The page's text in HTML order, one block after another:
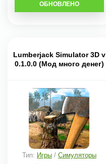
СКАЧАТЬ
ОБНОВЛЕНО
Lumberjack Simulator 3D v
0.1.0.0 (Мод много денег)
Тип: Игры/ Симуляторы